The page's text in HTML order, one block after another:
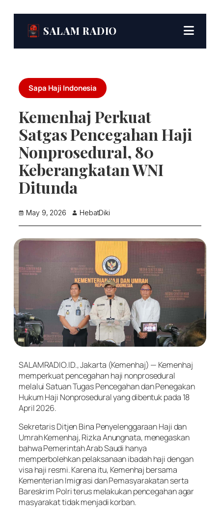
SALAM RADIO
Sapa Haji Indonesia
Kemenhaj Perkuat
Satgas Pencegahan Haji
Nonprosedural, 80
Keberangkatan WNI
Ditunda
May 9, 2026 HebatDiki
SALAMRADIO.ID., Jakarta (Kemenhaj) — Kemenhaj
memperkuat pencegahan haji nonprosedural
melalui Satuan Tugas Pencegahan dan Penegakan
Hukum Haji Nonprosedural yang dibentuk pada 18
April 2026.
Sekretaris Ditjen Bina Penyelenggaraan Haji dan
Umrah Kemenhaj, Rizka Anungnata, menegaskan
bahwa Pemerintah Arab Saudi hanya
memperbolehkan pelaksanaan ibadah haji dengan
visa haji resmi. Karena itu, Kemenhaj bersama
Kementerian Imigrasi dan Pemasyarakatan serta
Bareskrim Polri terus melakukan pencegahan agar
masyarakat tidak menjadi korban.